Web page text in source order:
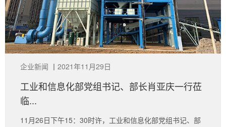
企业新闻 丨 2021年11月29日
工业和信息化部党组书记、部长肖亚庆一行莅
临...
11月26日下午15：30时许，工业和信息化部党组书记、部